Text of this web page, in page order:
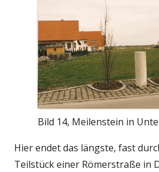
Bild 14, Meilenstein in
Hier endet das längste, fast
Teilstück einer Römerstraße in